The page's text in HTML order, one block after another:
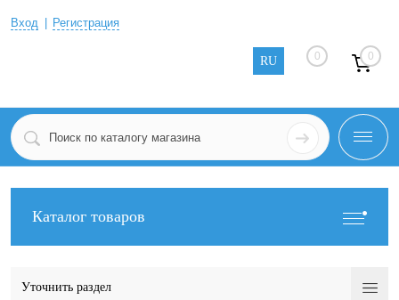
Вход Регистрация
RU 0 0
Каталог товаров
Уточнить раздел